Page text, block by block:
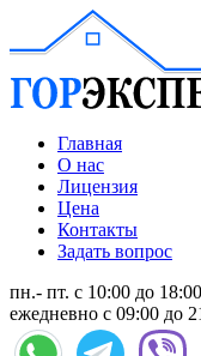
Главная
О нас
Лицензия
Цена
Контакты
Задать вопрос
пн.- пт. с 10:00 до 18:00
ежедневно с 09:00 до